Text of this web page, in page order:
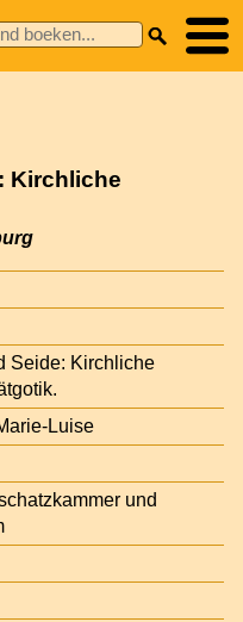
Kirchliche
Seide: Kirchliche
Luise
und